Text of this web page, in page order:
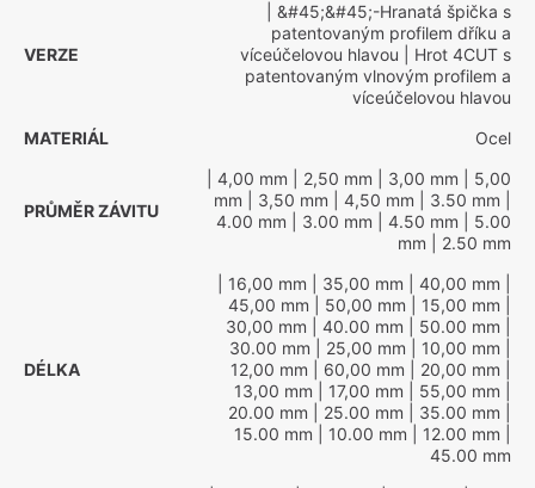
VERZE
| &#45;&#45;-Hranatá špička s
patentovaným profilem dříku a
víceúčelovou hlavou | Hrot 4CUT s
patentovaným vlnovým profilem a
víceúčelovou hlavou
MATERIÁL
Ocel
PRŮMĚR ZÁVITU
| 4,00 mm | 2,50 mm | 3,00 mm | 5,00
mm | 3,50 mm | 4,50 mm | 3.50 mm
4.00 mm | 3.00 mm | 4.50 mm | 5.00
mm | 2.50 mm
DÉLKA
| 16,00 mm | 35,00 mm | 40,00 mm
45,00 mm | 50,00 mm | 15,00 mm
30,00 mm | 40.00 mm | 50.00 mm
30.00 mm | 25,00 mm | 10,00 mm
12,00 mm | 60,00 mm | 20,00 mm
13,00 mm | 17,00 mm | 55,00 mm
20.00 mm | 25.00 mm | 35.00 mm
15.00 mm | 10.00 mm | 12.00 mm
45.00 mm